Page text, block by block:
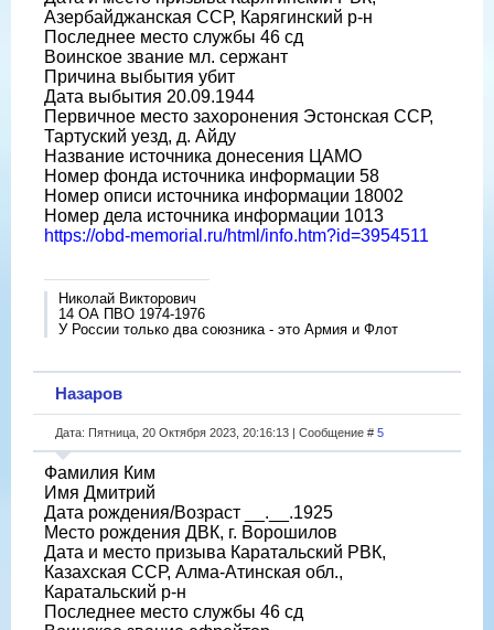
Азербайджанская ССР, Карягинский р-н
Последнее место службы 46 сд
Воинское звание мл. сержант
Причина выбытия убит
Дата выбытия 20.09.1944
Первичное место захоронения Эстонская ССР,
Тартуский уезд, д. Айду
Название источника донесения ЦАМО
Номер фонда источника информации 58
Номер описи источника информации 18002
Номер дела источника информации 1013
https://obd-memorial.ru/html/info.htm?id=3954511
Николай Викторович
14 ОА ПВО 1974-1976
У России только два союзника - это Армия и Флот
Назаров
Дата: Пятница, 20 Октября 2023, 20:16:13 | Сообщение # 5
Фамилия Ким
Имя Дмитрий
Дата рождения/Возраст __.__.1925
Место рождения ДВК, г. Ворошилов
Дата и место призыва Каратальский РВК,
Казахская ССР, Алма-Атинская обл.,
Каратальский р-н
Последнее место службы 46 сд